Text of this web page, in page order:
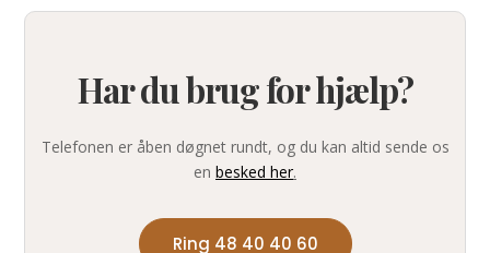
Har du brug for hjælp?
Telefonen er åben døgnet rundt, og du kan altid sende os
en besked her.
Ring 48 40 40 60